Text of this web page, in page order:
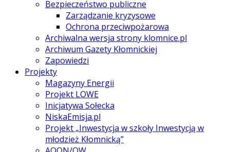
Bezpieczeństwo publiczne
Zarządzanie kryzysowe
Ochrona przeciwpożarowa
Archiwalna wersja strony klomnice.pl
Archiwum Gazety Kłomnickiej
Zapowiedzi
Projekty
Magazyny Energii
Projekt LOWE
Inicjatywa Sołecka
NiskaEmisja.pl
Projekt „Inwestycja w szkoły Inwestycją w
młodzież Kłomnicką”